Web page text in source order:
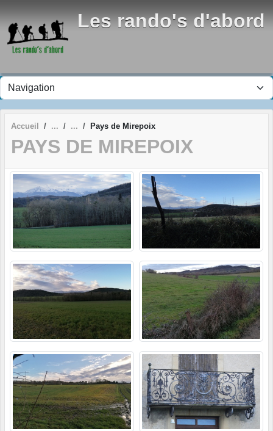
Les rando's d'abord
Accueil Pays de Mirepoix
PAYS DE MIREPOIX